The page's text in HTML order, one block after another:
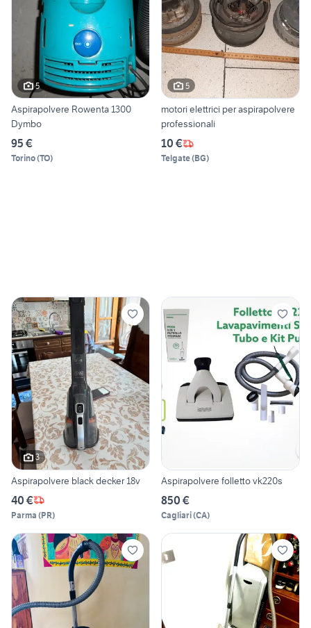
5
Aspirapolvere Rowenta 1300
Dymbo
95 €
Torino(TO)
5
motori elettrici per aspirapolvere
professionali
10 €
Telgate(BG)
3
Aspirapolvere black decker 18v
40 €
Parma (PR)
Aspirapolvere folletto vk220s
850 €
Cagliari(CA)